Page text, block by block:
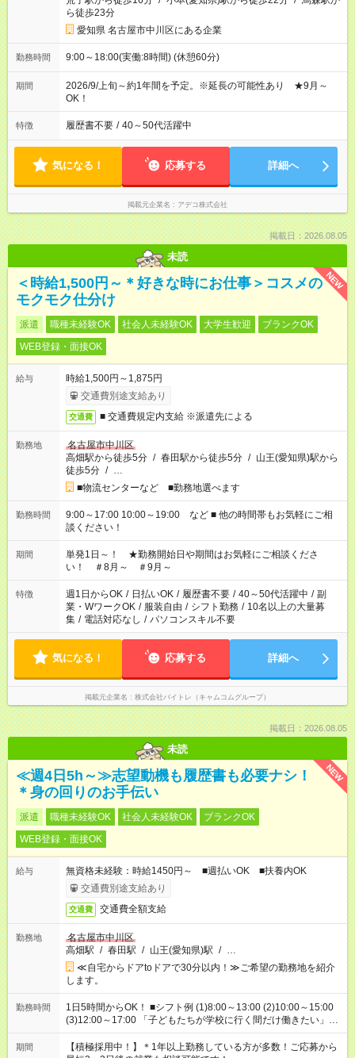
ら徒歩23分
愛知県 名古屋市中川区にある企業
勤務時間 9:00～18:00(実働:8時間) (休憩60分)
期間
2026/9/上旬～約1年間を予定。※延長の可能性あり ★9月～
OK！
特徴 履歴書不要 / 40～50代活躍中
気になる！ 応募する 詳細へ
掲載元企業名 アデコ株式会社
掲載日：2026.08.05
未読
NEW
＜時給1,500円～＊好きな時にお仕事＞コスメの
モクモク仕分け
派遣 職種未経験OK 社会人未経験OK 大学生歓迎
ブランクOK
WEB登録・面接OK
給与
時給1,500円～1,875円
交通費別途支給あり
交通費 ■ 交通費規定内支給 ※派遣先による
勤務地
名古屋市中川区
高畑駅から徒歩5分 / 春田駅から徒歩5分 / 山王(愛知県)駅から
徒歩5分 / …
■物流センターなど ■勤務地選べます
勤務時間
9:00～17:00 10:00～19:00 など ■ 他の時間帯もお気軽にご相
談ください！
期間
単発1日～！ ★勤務開始日や期間はお気軽にご相談くださ
い！ ＃8月～ ＃9月～
特徴 週1日からOK / 日払いOK / 履歴書不要 / 40～50代活躍中 / 副
業・WワークOK / 服装自由 / シフト勤務 / 10名以上の大量募
集 / 電話対応なし / パソコンスキル不要
気になる！ 応募する 詳細へ
掲載元企業名 株式会社バイトレ（キャムコムグループ）
掲載日：2026.08.05
未読
NEW
≪週4日5h～≫志望動機も履歴書も必要ナシ！
＊身の回りのお手伝い
派遣 職種未経験OK 社会人未経験OK
ブランクOK
WEB登録・面接OK
給与
無資格未経験：時給1450円～ ■週払いOK ■扶養内OK
交通費別途支給あり
交通費 交通費全額支給
勤務地
名古屋市中川区
高畑駅 / 春田駅 / 山王(愛知県)駅 / …
≪自宅からドアtoドアで30分以内！≫ご希望の勤務地を紹介
します。
勤務時間
1日5時間からOK！ ■シフト例 (1)8:00～13:00 (2)10:00～15:00
(3)12:00～17:00 「子どもたちが学校に行く間だけ働きたい」
「余裕を持って夕飯の準備がしたい」 「午前中は働いて、午後
はプライベートの時間にしたい」 など、ご希望を教えてくださ
期間
【積極採用中！】＊1年以上勤務している方が多数！ご応募から